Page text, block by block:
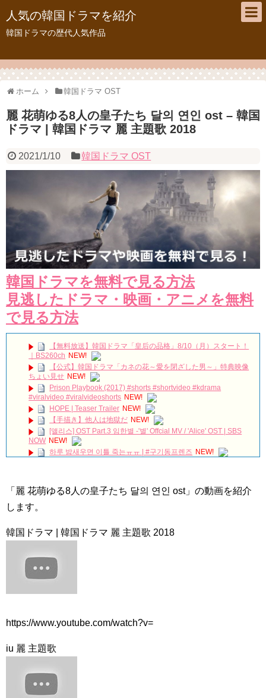
人気の韓国ドラマを紹介
韓国ドラマの歴代人気作品
ホーム 韓国ドラマ OST
麗 花萌ゆる8人の皇子たち 달의 연인 ost – 韓国
ドラマ | 韓国ドラマ 麗 主題歌 2018
2021/1/10 韓国ドラマ OST
韓国ドラマを無料で見る方法
見逃したドラマ・映画・アニメを無料
で見る方法
【無料放送】韓国ドラマ「皇后の品格」8/10（月）スタート！
｜BS260ch NEW!
【公式】韓国ドラマ「カネの花～愛を閉ざした男～」特典映像
ちょい見せ NEW!
Prison Playbook (2017) #shorts #shortvideo #kdrama
#viralvideo #viralvideoshorts NEW!
HOPE | Teaser Trailer NEW!
【手描き】他人は地獄だ NEW!
[앨리스] OST Part.3 임한별 -'별' Offcial MV / 'Alice' OST | SBS
NOW NEW!
하루 밤새우면 이틀 죽는ㅠㅠ | #구기동프렌즈 NEW!
20161126 NEW!
WITH GOO HYE SUN #ahnjaehyun #goohyesun
NEW!
×シン・ヘソン共演！癒し系ラブコメ♡ │ アジアプレミアムで全話配
信中！
NEW!
「違う（ちがう）・異なる」を韓国語では？「다르다（タル
について
の意味・使い方について
■韓国ドラマ『キング～Two Hearts』予告動画（日本語字幕）
yoon kyun sang
yoon kyun sang
ユン・ギュンサン主演「潜入弁護人」第1回特別公開！
「麗 花萌ゆる8人の皇子たち 달의 연인 ost」の動画を紹介
します。
韓国ドラマ | 韓国ドラマ 麗 主題歌 2018
https://www.youtube.com/watch?v=
iu 麗 主題歌